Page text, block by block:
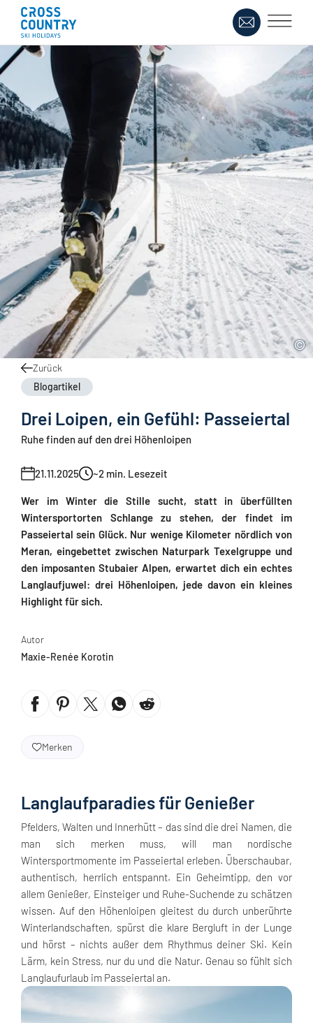
Zurück
Blogartikel
Drei Loipen, ein Gefühl: Passeiertal
Ruhe finden auf den drei Höhenloipen
21.11.2025 ~2 min. Lesezeit
Wer im Winter die Stille sucht, statt in überfüllten
Wintersportorten Schlange zu stehen, der findet im
Passeiertal sein Glück. Nur wenige Kilometer nördlich von
Meran, eingebettet zwischen Naturpark Texelgruppe und
den imposanten Stubaier Alpen, erwartet dich ein echtes
Langlaufjuwel: drei Höhenloipen, jede davon ein kleines
Highlight für sich.
Autor
Maxie-Renée Korotin
Merken
Langlaufparadies für Genießer
Pfelders, Walten und Innerhütt – das sind die drei Namen, die
man sich merken muss, will man nordische
Wintersportmomente im Passeiertal erleben. Überschaubar,
authentisch, herrlich entspannt. Ein Geheimtipp, den vor
allem Genießer, Einsteiger und Ruhe-Suchende zu schätzen
wissen. Auf den Höhenloipen gleitest du durch unberührte
Winterlandschaften, spürst die klare Bergluft in der Lunge
und hörst – nichts außer dem Rhythmus deiner Ski. Kein
Lärm, kein Stress, nur du und die Natur. Genau so fühlt sich
Langlaufurlaub im Passeiertal an.